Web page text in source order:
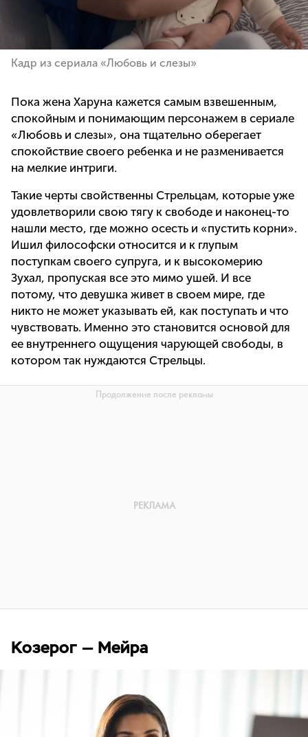
Кадр из сериала «Любовь и слезы»
Пока жена Харуна кажется самым взвешенным,
спокойным и понимающим персонажем в сериале
«Любовь и слезы», она тщательно оберегает
спокойствие своего ребенка и не разменивается
на мелкие интриги.
Такие черты свойственны Стрельцам, которые уже
удовлетворили свою тягу к свободе и наконец-то
нашли место, где можно осесть и «пустить корни».
Ишил философски относится и к глупым
поступкам своего супруга, и к высокомерию
Зухал, пропуская все это мимо ушей. И все
потому, что девушка живет в своем мире, где
никто не может указывать ей, как поступать и что
чувствовать. Именно это становится основой для
ее внутреннего ощущения чарующей свободы, в
котором так нуждаются Стрельцы.
Козерог — Мейра